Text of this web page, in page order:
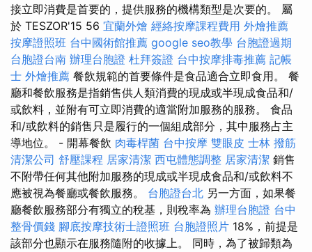
接立即消費是首要的，提供服務的機構類型是次要的。 屬
於 TESZOR'15 56 宜蘭外燴 經絡按摩課程費用 外燴推薦
按摩證照班 台中國術館推薦 google seo教學 台胞證過期
台胞證台南 辦理台胞證 杜拜簽證 台中按摩排毒推薦 記帳
士 外燴推薦 餐飲規範的首要條件是食品適合立即食用。 餐
廳和餐飲服務是指銷售供人類消費的現成或半現成食品和/
或飲料，並附有可立即消費的適當附加服務的服務。 食品
和/或飲料的銷售只是履行的一個組成部分，其中服務占主
導地位。 - 開幕餐飲 肉毒桿菌 台中按摩 雙眼皮 士林 撥筋
清潔公司 舒壓課程 居家清潔 西屯體態調整 居家清潔 銷售
不附帶任何其他附加服務的現成或半現成食品和/或飲料不
應被視為餐廳或餐飲服務。 台胞證台北 另一方面，如果餐
廳餐飲服務部分有獨立的稅基，則稅率為 辦理台胞證 台中
整骨價錢 腳底按摩技術士證照班 台胞證照片 18%，前提是
該部分也顯示在服務隨附的收據上。 同時，為了被歸類為